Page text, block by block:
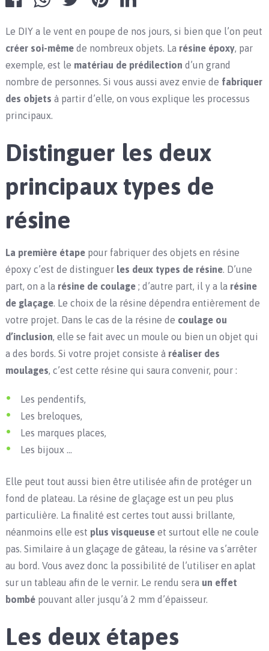
Le DIY a le vent en poupe de nos jours, si bien que l’on peut
créer soi-mêmede nombreux objets. La résine époxy, par
exemple, est le matériau de prédilection d’un grand
nombre de personnes. Si vous aussi avez envie de fabriquer
des objets à partir d’elle, on vous explique les processus
principaux.
Distinguer les deux
principaux types de
résine
La première étapepour fabriquer des objets en résine
époxy c’est de distinguer les deux types de résine. D’une
part, on a la résine de coulage; d’autre part, il y a la résine
de glaçage. Le choix de la résine dépendra entièrement de
votre projet. Dans le cas de la résine de coulage ou
d’inclusion, elle se fait avec un moule ou bien un objet qui
a des bords. Si votre projet consiste à réaliser des
moulages, c’est cette résine qui saura convenir, pour :
Les pendentifs,
Les breloques,
Les marques places,
Les bijoux …
Elle peut tout aussi bien être utilisée afin de protéger un
fond de plateau. La résine de glaçage est un peu plus
particulière. La finalité est certes tout aussi brillante,
néanmoins elle est plus visqueuseet surtout elle ne coule
pas. Similaire à un glaçage de gâteau, la résine va s’arrêter
au bord. Vous avez donc la possibilité de l’utiliser en aplat
sur un tableau afin de le vernir. Le rendu sera un effet
bombé pouvant aller jusqu’à 2 mm d’épaisseur.
Les deux étapes